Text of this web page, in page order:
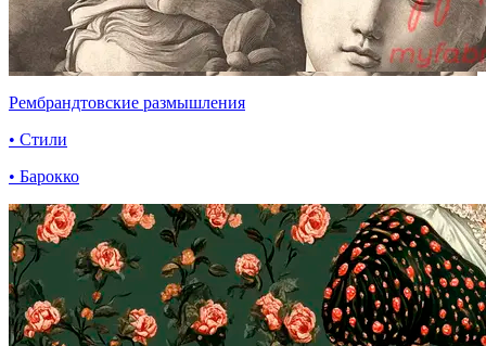
Рембрандтовские размышления
• Стили
• Барокко